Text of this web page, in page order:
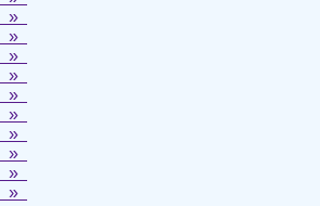
»
»
»
»
»
»
»
»
»
»